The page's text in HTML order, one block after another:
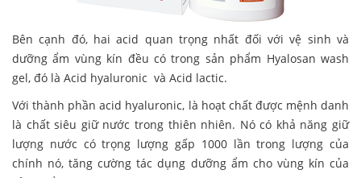
Bên cạnh đó, hai acid quan trọng nhất đối với vệ sinh và
dưỡng ẩm vùng kín đều có trong sản phẩm Hyalosan wash
gel, đó là Acid hyaluronic và Acid lactic.
Với thành phần acid hyaluronic, là hoạt chất được mệnh danh
là chất siêu giữ nước trong thiên nhiên. Nó có khả năng giữ
lượng nước có trọng lượng gấp 1000 lần trong lượng của
chính nó, tăng cường tác dụng dưỡng ẩm cho vùng kín của